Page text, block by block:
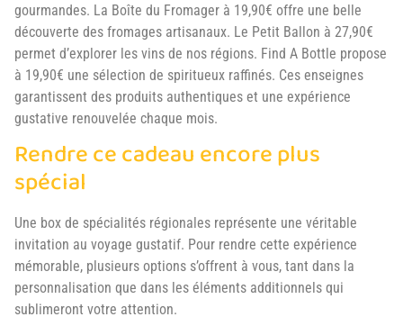
gourmandes. La Boîte du Fromager à 19,90€ offre une belle
découverte des fromages artisanaux. Le Petit Ballon à 27,90€
permet d’explorer les vins de nos régions. Find A Bottle propose
à 19,90€ une sélection de spiritueux raffinés. Ces enseignes
garantissent des produits authentiques et une expérience
gustative renouvelée chaque mois.
Rendre ce cadeau encore plus
spécial
Une box de spécialités régionales représente une véritable
invitation au voyage gustatif. Pour rendre cette expérience
mémorable, plusieurs options s’offrent à vous, tant dans la
personnalisation que dans les éléments additionnels qui
sublimeront votre attention.